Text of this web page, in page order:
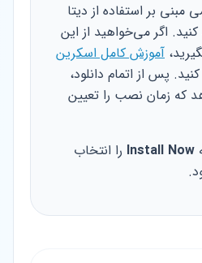
مبنی بر استفاده از دیتا
اگر می‌خواهید از این
آموزش کامل اسکرین
پس از اتمام دانلود،
که زمان نصب را تعیین
Install Now را انتخاب